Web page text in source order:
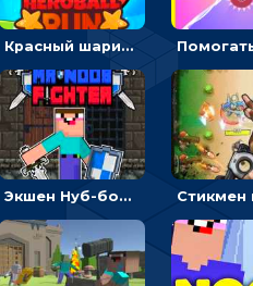
Красный шарик-герой в бегах: прыгать, чтобы избегать препятствий
Экшен Нуб-боец: прыгать через препятствия или бить врагов мечом